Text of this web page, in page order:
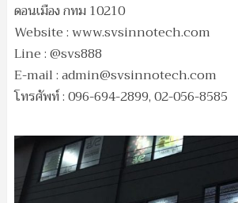
ดอนเมือง กทม 10210
Website : www.svsinnotech.com
Line : @svs888
E-mail :admin@svsinnotech.com
โทรศัพท์ : 096-694-2899, 02-056-8585